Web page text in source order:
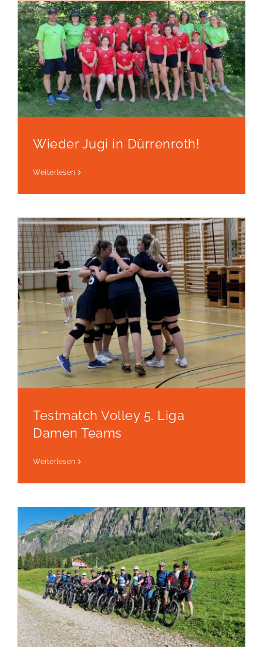
Wieder Jugi in Dürrenroth!
Weiterlesen
Testmatch Volley 5. Liga
Damen Teams
Weiterlesen